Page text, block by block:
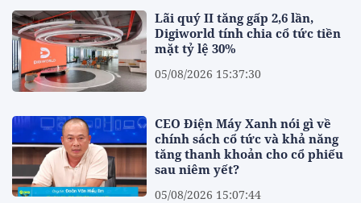
Lãi quý II tăng gấp 2,6 lần,
Digiworld tính chia cổ tức tiền
mặt tỷ lệ 30%
05/08/2026 15:37:30
CEO Điện Máy Xanh nói gì về
chính sách cổ tức và khả năng
tăng thanh khoản cho cổ phiếu
sau niêm yết?
05/08/2026 15:07:44